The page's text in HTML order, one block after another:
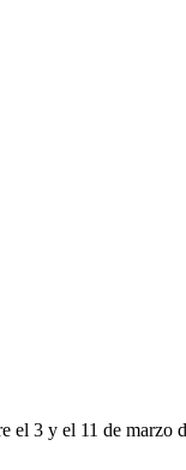
el 3 y el 11 de marzo